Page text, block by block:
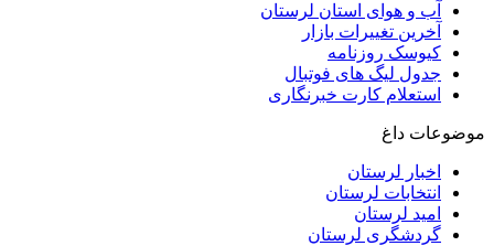
آب و هوای استان لرستان
آخرین تغییرات بازار
کیوسک روزنامه
جدول لیگ های فوتبال
استعلام کارت خبرنگاری
موضوعات داغ
اخبار لرستان
انتخابات لرستان
امید لرستان
گردشگری لرستان